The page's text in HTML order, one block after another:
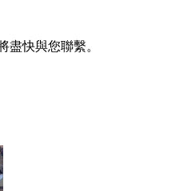
盡快與您聯繫。